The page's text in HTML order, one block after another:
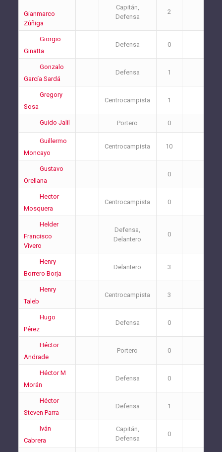
Gianmarco
Zúñiga
Capitán,
Defensa
2
Giorgio
Ginatta
Defensa 0
Gonzalo
García Sardá
Defensa 1
Gregory
Sosa
Centrocampista 1
Guido Jalil Portero 0
Guillermo
Moncayo
Centrocampista 10
Gustavo
Orellana
0
Hector
Mosquera
Centrocampista 0
Helder
Francisco
Vivero
Defensa,
Delantero
0
Henry
Borrero Borja
Delantero 3
Henry
Taleb
Centrocampista 3
Hugo
Pérez
Defensa 0
Héctor
Andrade
Portero 0
Héctor M
Morán
Defensa 0
Héctor
Steven Parra
Defensa 1
Iván
Cabrera
Capitán,
Defensa
0